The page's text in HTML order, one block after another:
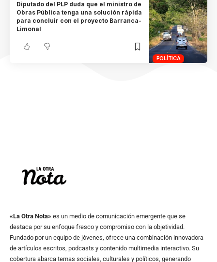
POLÍTICA
Diputado del PLP duda que el ministro de
Obras Pública tenga una solución rápida
para concluir con el proyecto Barranca-
Limonal
«La Otra Nota» es un medio de comunicación emergente que se
destaca por su enfoque fresco y compromiso con la objetividad.
Fundado por un equipo de jóvenes, ofrece una combinación innovadora
de artículos escritos, podcasts y contenido multimedia interactivo. Su
cobertura abarca temas sociales, culturales y políticos, generando